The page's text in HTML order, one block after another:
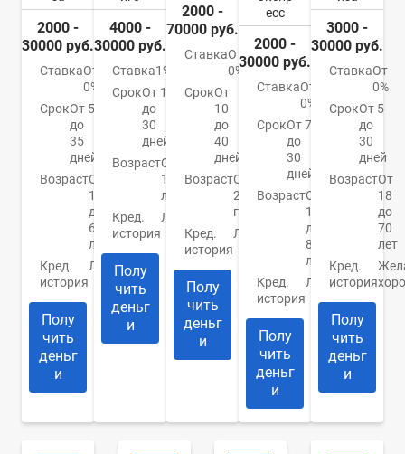
2000 -
30000 руб.
СтавкаОт
0%
СрокОт 5
до
35
дней
ВозрастОт
18
до
65
лет
Кред.
история
Любая
Полу
чить
деньг
и
4000 -
30000 руб.
Ставка1%
СрокОт 1
до
30
дней
ВозрастОт
18
лет
Кред.
история
Любая
Полу
чить
деньг
и
2000 -
70000 руб.
СтавкаОт
0%
СрокОт
10
до
40
дней
ВозрастОт
21
года
Кред.
история
Любая
Полу
чить
деньг
и
есс
2000 -
30000 руб.
СтавкаОт
0%
СрокОт 7
до
30
дней
ВозрастОт
18
до
80
лет
Кред.
история
Любая
Полу
чить
деньг
и
3000 -
30000 руб.
СтавкаОт
0%
СрокОт 5
до
30
дней
ВозрастОт
18
до
70
лет
Кред.
история
Полу
чить
деньг
и